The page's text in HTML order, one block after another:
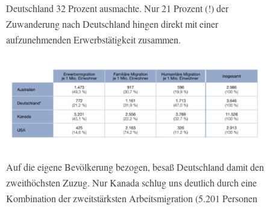
Deutschland 32 Prozent ausmachte. Nur 21 Prozent (!) der
Zuwanderung nach Deutschland hingen direkt mit einer
aufzunehmenden Erwerbstätigkeit zusammen.
Auf die eigene Bevölkerung bezogen, besaß Deutschland damit den
zweithöchsten Zuzug. Nur Kanada schlug uns deutlich durch eine
Kombination der zweitstärksten Arbeitsmigration (5.201 Personen